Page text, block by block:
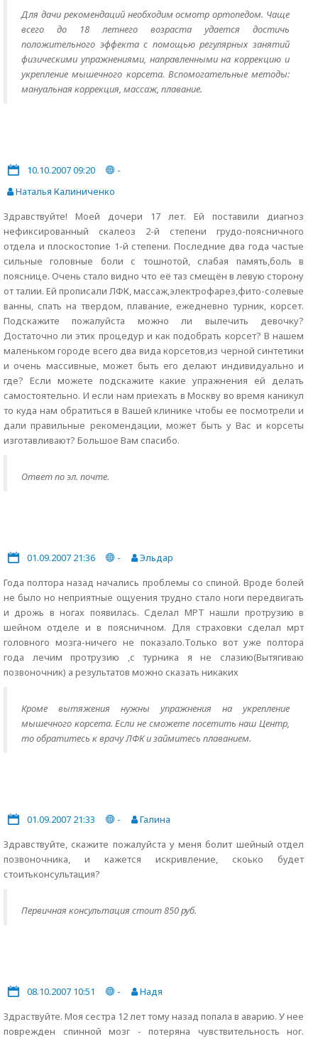
Для дачи рекомендаций необходим осмотр ортопедом. Чаще
всего до 18 летнего возраста удается достичь
положительного эффекта с помощью регулярных занятий
физическими упражнениями, направленными на коррекцию и
укрепление мышечного корсета. Вспомогательные методы:
мануальная коррекция, массаж, плавание.
10.10.2007 09:20
-
Наталья Калиниченко
Здравствуйте! Моей дочери 17 лет. Ей поставили диагноз
нефиксированный скалеоз 2-й степени грудо-поясничного
отдела и плоскостопие 1-й степени. Последние два года частые
сильные головные боли с тошнотой, слабая память,боль в
пояснице. Очень стало видно что её таз смещён в левую сторону
от талии. Ей прописали ЛФК, массаж,электрофарез,фито-солевые
ванны, спать на твердом, плавание, ежедневно турник, корсет.
Подскажите пожалуйста можно ли вылечить девочку?
Достаточно ли этих процедур и как подобрать корсет? В нашем
маленьком городе всего два вида корсетов,из черной синтетики
и очень массивные, может быть его делают индивидуально и
где? Если можете подскажите какие упражнения ей делать
самостоятельно. И если нам приехать в Москву во время каникул
то куда нам обратиться в Вашей клинике чтобы ее посмотрели и
дали правильные рекомендации, может быть у Вас и корсеты
изготавливают? Большое Вам спасибо.
Ответ по эл. почте.
01.09.2007 21:36 -
Эльдар
Года полтора назад начались проблемы со спиной. Вроде болей
не было но неприятные ощуения трудно стало ноги передвигать
и дрожь в ногах появилась. Сделал МРТ нашли протрузию в
шейном отделе и в поясничном. Для страховки сделал мрт
головного мозга-ничего не показало.Только вот уже полтора
года лечим протрузию ,с турника я не слазию(Вытягиваю
позвоночник) а результатов можно сказать никаких
Кроме вытяжения нужны упражнения на укрепление
мышечного корсета. Если не сможете посетить наш Центр,
то обратитесь к врачу ЛФК и займитесь плаванием.
01.09.2007 21:33 -
Галина
Здравствуйте, скажите пожалуйста у меня болит шейный отдел
позвоночника, и кажется искривление, скоько будет
стоитьконсультация?
Первичная консультация стоит 850 руб.
08.10.2007 10:51 -
Надя
Здраствуйте. Моя сестра 12 лет тому назад попала в аварию. У нее
поврежден спинной мозг - потеряна чувствительность ног.